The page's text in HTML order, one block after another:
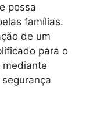
possa
famílias.
de um
para o